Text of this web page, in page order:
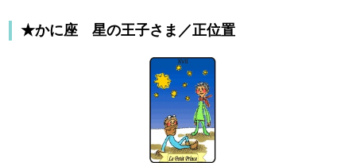
進むにせよ、まずはあの人の心の中を知らなくて
占います！ まずは、今あの人の心を独占している
人がいるかどうかを見てみましょう。
★かに座 星の王子さま／正位置